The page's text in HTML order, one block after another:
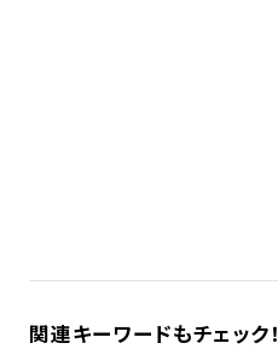
関連キーワードもチェック！